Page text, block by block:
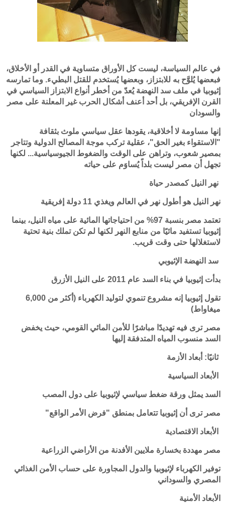
في عالم السياسة، ليست كل الأوراق متساوية في القدر أو الأخلاق،
فبعضها يُلوَّح به للابتزاز، وبعضها يُستخدم للقتل البطيء. وما تمارسه
إثيوبيا في ملف سد النهضة يُعدّ من أخطر أنواع الابتزاز السياسي في
القرن الإفريقي، بل أحد أعنف أشكال الحرب غير المعلنة على مصر
والسودان
إنها مساومة لا أخلاقية، يقودها عقل سياسي ملوث بثقافة
"الاستقواء بغير الحق"، عقلية تركب موجة المصالح الدولية وتتاجر
بمصير شعوب، وتراهن على الوقت والضغوط الجيوسياسية... لكنها
تجهل أن مصر ليست بلداً يُساوَم على حياته
نهر النيل كمصدر حياة
نهر النيل هو أطول نهر في العالم ويغذي 11 دولة إفريقية
تعتمد مصر بنسبة 97% من احتياجاتها المائية على مياه النيل، بينما
إثيوبيا تستفيد مائيًا من منابع النهر لكنها لم تكن تملك بنية تحتية
لاستغلالها حتى وقت قريب.
سد النهضة الإثيوبي
بدأت إثيوبيا في بناء السد عام 2011 على النيل الأزرق
تقول إثيوبيا إنه مشروع تنموي لتوليد الكهرباء (أكثر من 6,000
ميغاواط)
مصر ترى فيه تهديدًا مباشرًا للأمن المائي القومي، حيث يخفض
السد منسوب المياه المتدفقة إليها
ثانيًا: أبعاد الأزمة
الأبعاد السياسية
السد يمثل ورقة ضغط سياسي لإثيوبيا على دول المصب
مصر ترى أن إثيوبيا تتعامل بمنطق "فرض الأمر الواقع"
الأبعاد الاقتصادية
مصر مهددة بخسارة ملايين الأفدنة من الأراضي الزراعية
توفير الكهرباء لإثيوبيا والدول المجاورة على حساب الأمن الغذائي
المصري والسوداني
الأبعاد الأمنية